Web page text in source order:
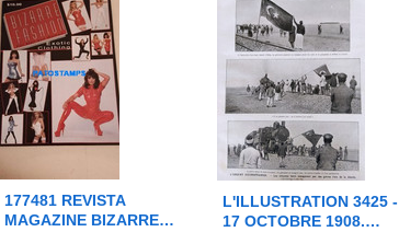
177481 REVISTA
MAGAZINE BIZARRE
L'ILLUSTRATION 3425 -
17 OCTOBRE 1908.